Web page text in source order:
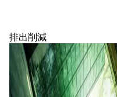
排出削減